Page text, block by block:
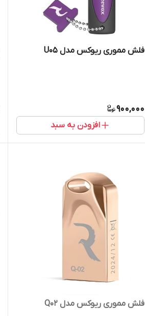
فلش مموری ریوکس مدل U05
900,000
افزودن به سبد
فلش مموری ریوکس مدل Q02